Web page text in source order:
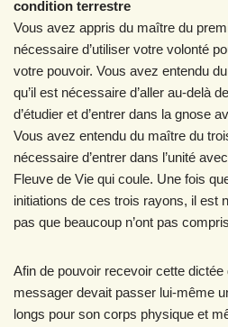
condition terrestre
Vous avez appris du maître du
nécessaire d’utiliser votre volonté
votre pouvoir. Vous avez entendu
qu’il est nécessaire d’aller au-delà
d’étudier et d’entrer dans la gnose
Vous avez entendu du maître du
nécessaire d’entrer dans l’unité
Fleuve de Vie qui coule. Une fois
initiations de ces trois rayons, il est
pas que beaucoup n’ont pas
Afin de pouvoir recevoir cette
messager devait passer lui-même
longs pour son corps physique et